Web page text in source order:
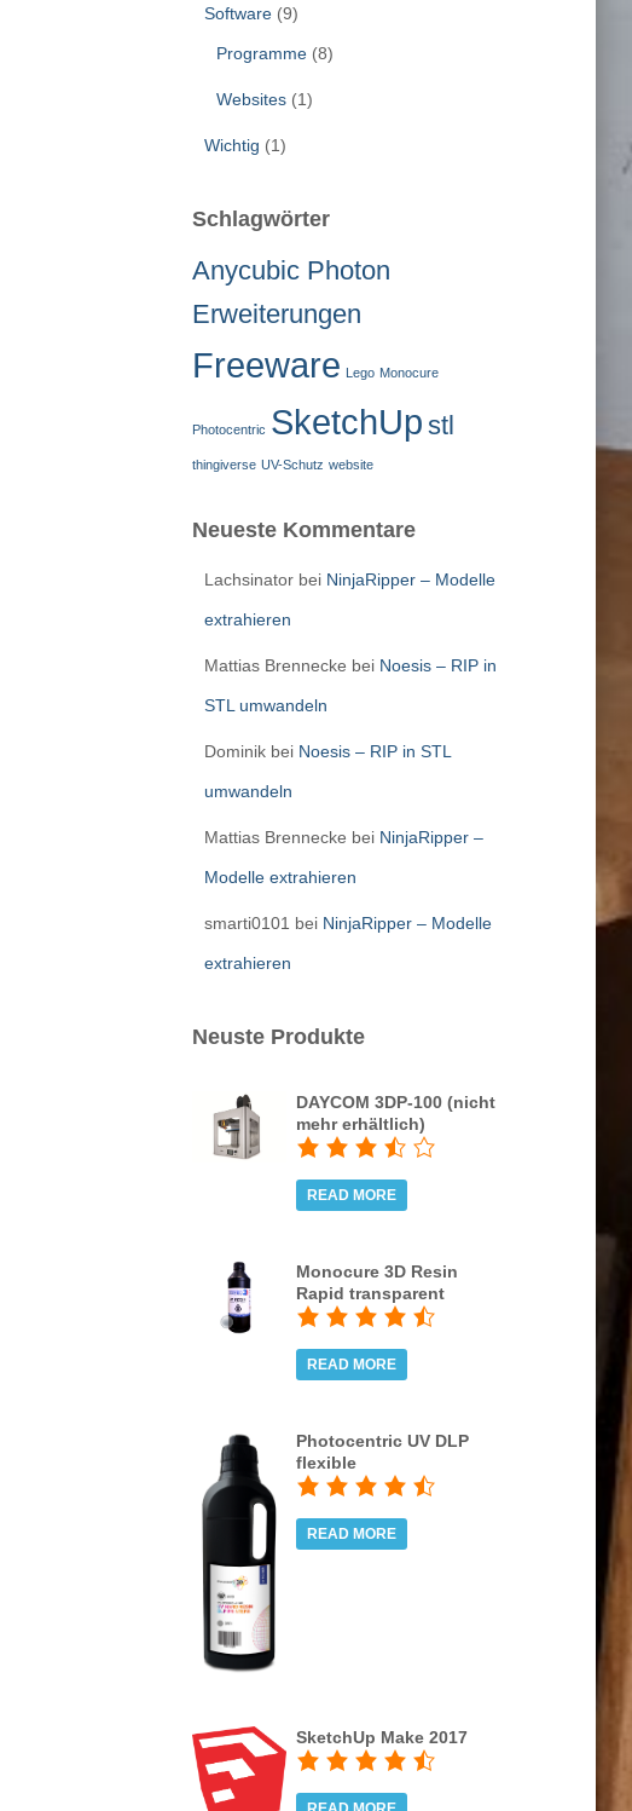
Software(9)
Programme(8)
Websites(1)
Wichtig (1)
Schlagwörter
Anycubic Photon
Erweiterungen
Freeware Lego Monocure
Photocentric SketchUp stl
thingiverse UV-Schutz website
Neueste Kommentare
Lachsinatorbei NinjaRipper – Modelle
extrahieren
Mattias Brennecke bei Noesis – RIP in
STL umwandeln
Dominikbei Noesis – RIP in STL
umwandeln
Mattias Brennecke bei NinjaRipper –
Modelle extrahieren
smarti0101 bei NinjaRipper – Modelle
extrahieren
Neuste Produkte
DAYCOM 3DP-100 (nicht
mehr erhältlich)
READ MORE
Monocure 3D Resin
Rapid transparent
READ MORE
Photocentric UV DLP
flexible
READ MORE
SketchUp Make 2017